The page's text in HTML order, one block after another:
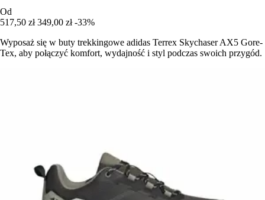
Od
517,50 zł 349,00 zł -33%
Wyposaż się w buty trekkingowe adidas Terrex Skychaser AX5 Gore-
Tex, aby połączyć komfort, wydajność i styl podczas swoich przygód.